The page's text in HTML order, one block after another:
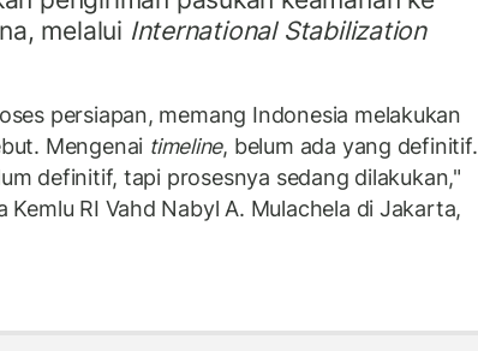
melalui International Stabilization
persiapan, memang Indonesia melakukan
Mengenai timeline, belum ada yang definitif.
definitif, tapi prosesnya sedang dilakukan,"
Kemlu RI Vahd Nabyl A. Mulachela di Jakarta,